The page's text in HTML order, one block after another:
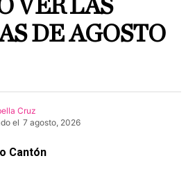
VER LAS
DE AGOSTO
Cruz
el 7 agosto, 2026
Cantón